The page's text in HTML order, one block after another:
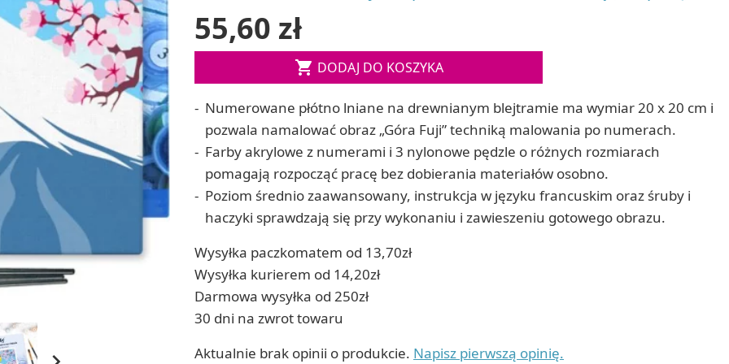
ręcznych
Zestawy do kul do kąpieli
Soda, kwasek, formy do kul do kąpieli
Dodatki: barwniki i zapachy
RZEŹBA, GLINY I ODLEWY
Lepienie i rzeźbienie
Odlewy dekoracyjne
Tworzenie z gliny polimerowej
Modelowanie dla dzieci
Koraliki do prasowania
Zestawy doświadczalne i naukowe
Malowanie piaskiem (Sablimage)
Wydrapywanki
Techniki mozaikowe i wyklejanki
55,60 zł
 DODAJ DO KOSZYKA
Numerowane płótno lniane na drewnianym blejtramie ma wymiar 20 x 20 cm i
pozwala namalować obraz „Góra Fuji” techniką malowania po numerach.
Farby akrylowe z numerami i 3 nylonowe pędzle o różnych rozmiarach
pomagają rozpocząć pracę bez dobierania materiałów osobno.
Poziom średnio zaawansowany, instrukcja w języku francuskim oraz śruby i
haczyki sprawdzają się przy wykonaniu i zawieszeniu gotowego obrazu.
Wysyłka paczkomatem od 13,70zł
Wysyłka kurierem od 14,20zł
Darmowa wysyłka od 250zł
30 dni na zwrot towaru
Aktualnie brak opinii o produkcie. Napisz pierwszą opinię.